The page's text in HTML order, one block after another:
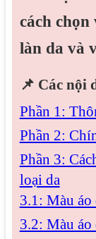
cách
làn da và
📌 Các nội
Phần 1:
Phần 2:
Phần 3:
loại da
3.1: Màu
3.2: Màu